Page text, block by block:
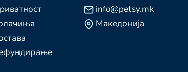
info@petsy.mk
Македонија